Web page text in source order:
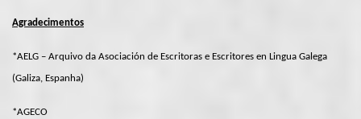
Agradecimentos
*AELG – Arquivo da Asociación de Escritoras e Escritores en Lingua Galega
(Galiza, Espanha)
*AGECO